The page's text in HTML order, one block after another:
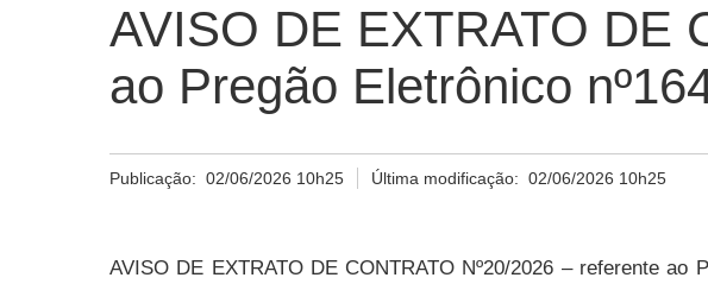
AVISO DE EXTRATO DE
ao Pregão Eletrônico
Publicação: 02/06/2026 10h25 Última modificação:02/06/2026 10h25
AVISO DE EXTRATO DE CONTRATO Nº20/2026 – referente ao